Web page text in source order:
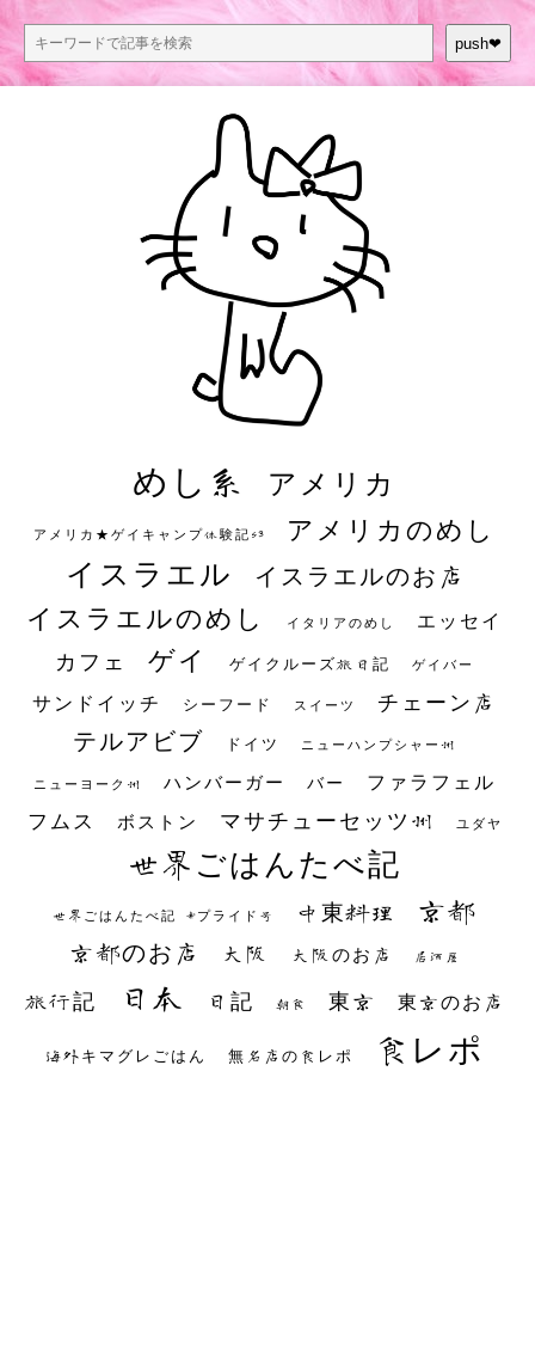
push❤︎
めし系 アメリカ
アメリカ★ゲイキャンプ体験記S3 アメリカのめし
イスラエル イスラエルのお店
イスラエルのめし イタリアのめし エッセイ
カフェ ゲイ ゲイクルーズ旅日記 ゲイバー
サンドイッチ シーフード スイーツ チェーン店
テルアビブ ドイツ ニューハンプシャー州
ニューヨーク州 ハンバーガー バー ファラフェル
フムス ボストン マサチューセッツ州 ユダヤ
世界ごはんたべ記
世界ごはんたべ記 #プライド号 中東料理 京都
京都のお店 大阪 大阪のお店 居酒屋
旅行記 日本 日記 朝食 東京 東京のお店
海外キマグレごはん 無名店の食レポ 食レポ